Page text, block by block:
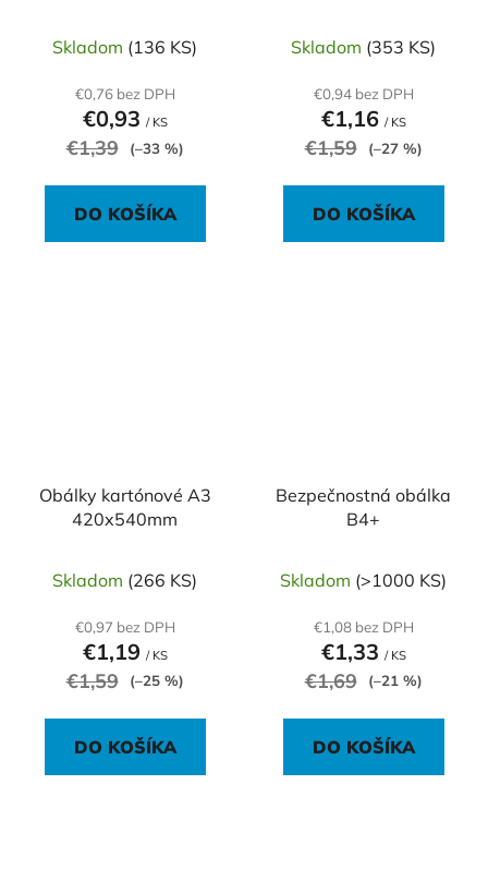
Skladom (136 KS)
€0,76 bez DPH
€0,93 / KS
€1,39 (–33 %)
DO KOŠÍKA
Skladom (353 KS)
€0,94 bez DPH
€1,16 / KS
€1,59 (–27 %)
DO KOŠÍKA
Obálky kartónové A3
420x540mm
Skladom (266 KS)
€0,97 bez DPH
€1,19 / KS
€1,59 (–25 %)
DO KOŠÍKA
Bezpečnostná obálka
B4+
Skladom (>1000 KS)
€1,08 bez DPH
€1,33 / KS
€1,69 (–21 %)
DO KOŠÍKA